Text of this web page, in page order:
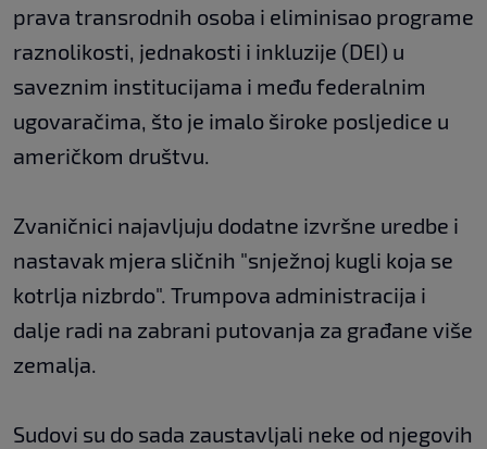
prava transrodnih osoba i eliminisao programe
raznolikosti, jednakosti i inkluzije (DEI) u
saveznim institucijama i među federalnim
ugovaračima, što je imalo široke posljedice u
američkom društvu.
Zvaničnici najavljuju dodatne izvršne uredbe i
nastavak mjera sličnih "snježnoj kugli koja se
kotrlja nizbrdo". Trumpova administracija i
dalje radi na zabrani putovanja za građane više
zemalja.
Sudovi su do sada zaustavljali neke od njegovih